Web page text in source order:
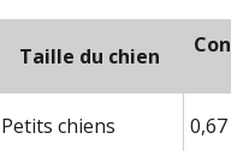
Taille du chien
Petits chiens 0,67